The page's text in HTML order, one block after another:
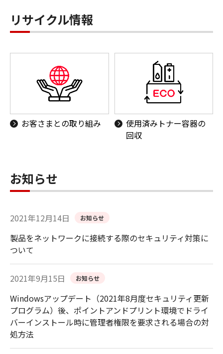
リサイクル情報
お客さまとの取り組み
使用済みトナー容器の
回収
お知らせ
2021年12月14日 お知らせ
製品をネットワークに接続する際のセキュリティ対策に
ついて
2021年9月15日 お知らせ
Windowsアップデート（2021年8月度セキュリティ更新
プログラム）後、ポイントアンドプリント環境でドライ
バーインストール時に管理者権限を要求される場合の対
処方法